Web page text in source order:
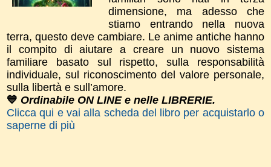
dimensione, ma adesso che
stiamo entrando nella nuova
terra, questo deve cambiare. Le anime antiche hanno
il compito di aiutare a creare un nuovo sistema
familiare basato sul rispetto, sulla responsabilità
individuale, sul riconoscimento del valore personale,
sulla libertà e sull’amore.
💙 Ordinabile ON LINE e nelle LIBRERIE.
Clicca qui e vai alla scheda del libro per acquistarlo o
saperne di più